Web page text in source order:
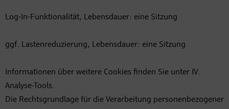
Log-In-Funktionalität, Lebensdauer: eine Sitzung
ggf. Lastenreduzierung, Lebensdauer: eine Sitzung
Informationen über weitere Cookies finden Sie unter IV.
Analyse-Tools.
Die Rechtsgrundlage für die Verarbeitung personenbezogener